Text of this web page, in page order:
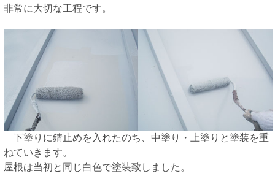
非常に大切な工程です。
下塗りに錆止めを入れたのち、中塗り・上塗りと塗装を重
ねていきます。
屋根は当初と同じ白色で塗装致しました。